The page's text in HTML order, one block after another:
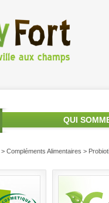
QUI
> Compléments Alimentaires >